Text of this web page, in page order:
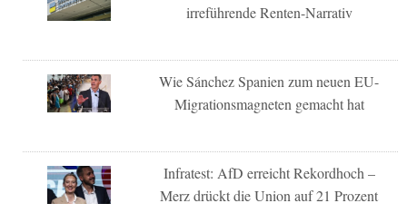
irreführende Renten-Narrativ
Wie Sánchez Spanien zum neuen EU-
Migrationsmagneten gemacht hat
Infratest: AfD erreicht Rekordhoch –
Merz drückt die Union auf 21 Prozent